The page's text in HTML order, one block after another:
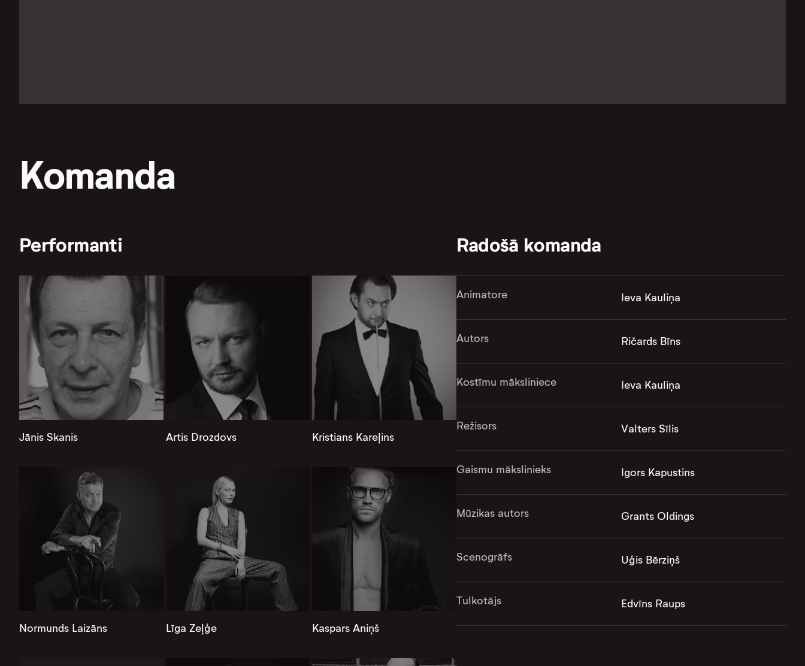
Komanda
Performanti
Jānis Skanis Artis Drozdovs Kristians Kareļins
Normunds Laizāns Līga Zeļģe Kaspars Aniņš
Radošā komanda
Animatore Ieva Kauliņa
Autors Ričards Bīns
Kostīmu māksliniece Ieva Kauliņa
Režisors Valters Sīlis
Gaismu mākslinieks Igors Kapustins
Mūzikas autors Grants Oldings
Scenogrāfs Uģis Bērziņš
Tulkotājs Edvīns Raups